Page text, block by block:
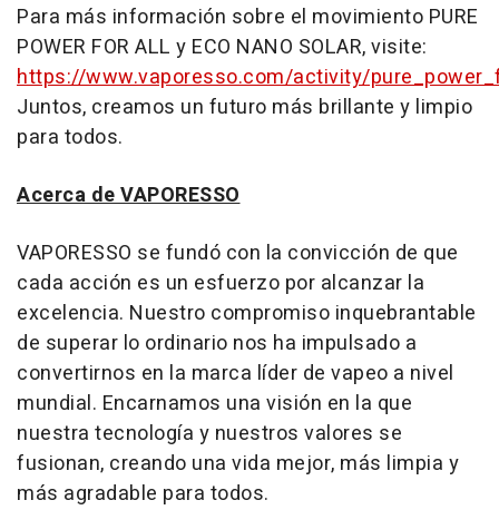
Para más información sobre el movimiento PURE
POWER FOR ALL y ECO NANO SOLAR, visite:
https://www.vaporesso.com/activity/
Juntos, creamos un futuro más brillante y limpio
para todos.
Acerca de VAPORESSO
VAPORESSO se fundó con la convicción de que
cada acción es un esfuerzo por alcanzar la
excelencia. Nuestro compromiso inquebrantable
de superar lo ordinario nos ha impulsado a
convertirnos en la marca líder de vapeo a nivel
mundial. Encarnamos una visión en la que
nuestra tecnología y nuestros valores se
fusionan, creando una vida mejor, más limpia y
más agradable para todos.